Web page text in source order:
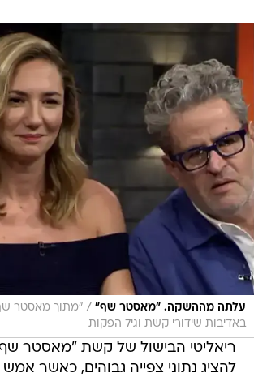
עלתה מההשקה. "מאסטר שף" / "מתוך מאסטר שף
באדיבות שידורי קשת וגיל הפקות
ריאליטי הבישול של קשת "מאסטר
להציג נתוני צפייה גבוהים, כאשר